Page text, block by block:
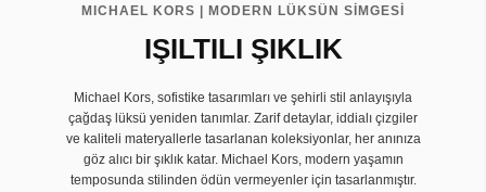
MICHAEL KORS | MODERN LÜKSÜN SİMGESİ
IŞILTILI ŞIKLIK
Michael Kors, sofistike tasarımları ve şehirli stil anlayışıyla
çağdaş lüksü yeniden tanımlar. Zarif detaylar, iddialı çizgiler
ve kaliteli materyallerle tasarlanan koleksiyonlar, her anınıza
göz alıcı bir şıklık katar. Michael Kors, modern yaşamın
temposunda stilinden ödün vermeyenler için tasarlanmıştır.